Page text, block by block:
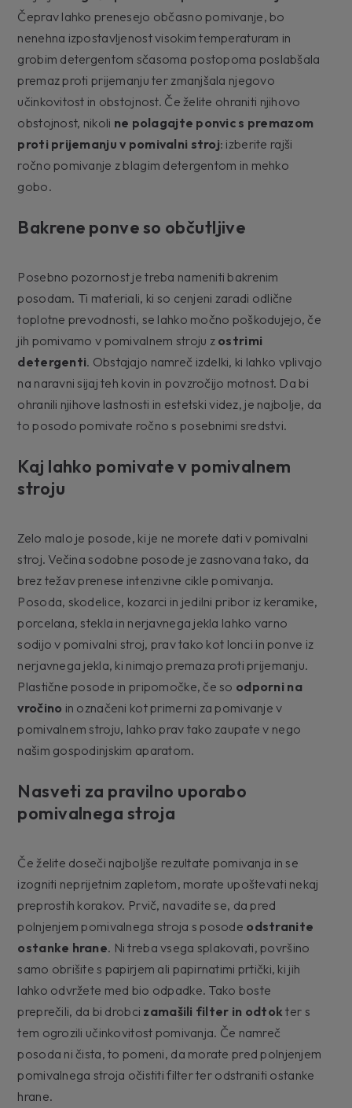
Čeprav lahko prenesejo občasno pomivanje, bo
nenehna izpostavljenost visokim temperaturam in
grobim detergentom sčasoma postopoma poslabšala
premaz proti prijemanju ter zmanjšala njegovo
učinkovitost in obstojnost. Če želite ohraniti njihovo
obstojnost, nikoli ne polagajte ponvic s premazom
proti prijemanju v pomivalni stroj: izberite rajši
ročno pomivanje z blagim detergentom in mehko
gobo.
Bakrene ponve so občutljive
Posebno pozornost je treba nameniti bakrenim
posodam. Ti materiali, ki so cenjeni zaradi odlične
toplotne prevodnosti, se lahko močno poškodujejo, če
jih pomivamo v pomivalnem stroju z ostrimi
detergenti. Obstajajo namreč izdelki, ki lahko vplivajo
na naravni sijaj teh kovin in povzročijo motnost. Da bi
ohranili njihove lastnosti in estetski videz, je najbolje, da
to posodo pomivate ročno s posebnimi sredstvi.
Kaj lahko pomivate v pomivalnem
stroju
Zelo malo je posode, ki je ne morete dati v pomivalni
stroj. Večina sodobne posode je zasnovana tako, da
brez težav prenese intenzivne cikle pomivanja.
Posoda, skodelice, kozarci in jedilni pribor iz keramike,
porcelana, stekla in nerjavnega jekla lahko varno
sodijo v pomivalni stroj, prav tako kot lonci in ponve iz
nerjavnega jekla, ki nimajo premaza proti prijemanju.
Plastične posode in pripomočke, če so odporni na
vročino in označeni kot primerni za pomivanje v
pomivalnem stroju, lahko prav tako zaupate v nego
našim gospodinjskim aparatom.
Nasveti za pravilno uporabo
pomivalnega stroja
Če želite doseči najboljše rezultate pomivanja in se
izogniti neprijetnim zapletom, morate upoštevati nekaj
preprostih korakov. Prvič, navadite se, da pred
polnjenjem pomivalnega stroja s posode odstranite
ostanke hrane. Ni treba vsega splakovati, površino
samo obrišite s papirjem ali papirnatimi prtički, ki jih
lahko odvržete med bio odpadke. Tako boste
preprečili, da bi drobci zamašili filter in odtok ter s
tem ogrozili učinkovitost pomivanja. Če namreč
posoda ni čista, to pomeni, da morate pred polnjenjem
pomivalnega stroja očistiti filter ter odstraniti ostanke
hrane.